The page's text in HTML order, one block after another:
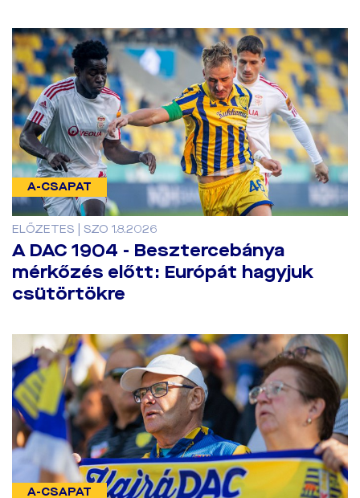
A-CSAPAT
ELŐZETES | SZO 1.8.2026
A DAC 1904 - Besztercebánya
mérkőzés előtt: Európát hagyjuk
csütörtökre
A-CSAPAT